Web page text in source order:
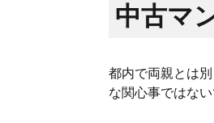
中古マ
都内で両親とは
な関心事ではな